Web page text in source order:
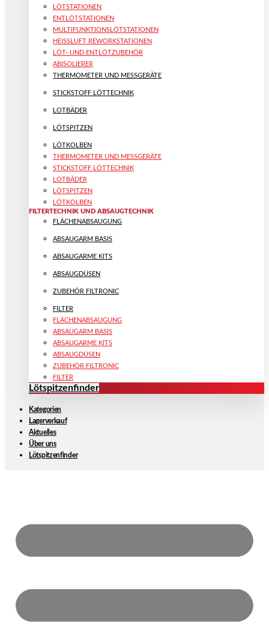
LÖTSTATIONEN
ENTLÖTSTATIONEN
MULTIFUNKTIONS­LÖTSTATIONEN
HEISSLUFT REWORKSTATIONEN
LÖT- UND ENTLÖTZUBEHÖR
ABISOLIERER
THERMOMETER UND MESSGERÄTE
STICKSTOFF LÖTTECHNIK
LOTBÄDER
LÖTSPITZEN
LÖTKOLBEN
THERMOMETER UND MESSGERÄTE
STICKSTOFF LÖTTECHNIK
LOTBÄDER
LÖTSPITZEN
LÖTKOLBEN
FILTERTECHNIK UND ABSAUGTECHNIK
FLÄCHENABSAUGUNG
ABSAUGARM BASIS
ABSAUGARME KITS
ABSAUGDÜSEN
ZUBEHÖR FILTRONIC
FILTER
FLÄCHENABSAUGUNG
ABSAUGARM BASIS
ABSAUGARME KITS
ABSAUGDÜSEN
ZUBEHÖR FILTRONIC
FILTER
Lötspitzenfinder
Kategorien
Lagerverkauf
Aktuelles
Über uns
Lötspitzenfinder